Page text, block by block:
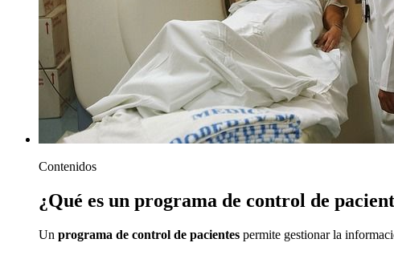
Contenidos
¿Qué es un programa de control de
Un programa de control de pacientes permite gestionar la